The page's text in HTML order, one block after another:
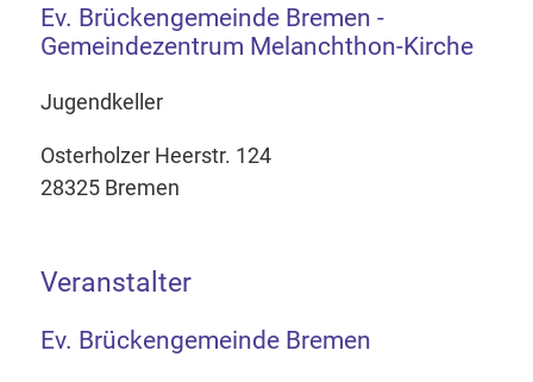
Ev. Brückengemeinde Bremen -
Gemeindezentrum Melanchthon-Kirche
Jugendkeller
Osterholzer Heerstr. 124
28325 Bremen
Veranstalter
Ev. Brückengemeinde Bremen